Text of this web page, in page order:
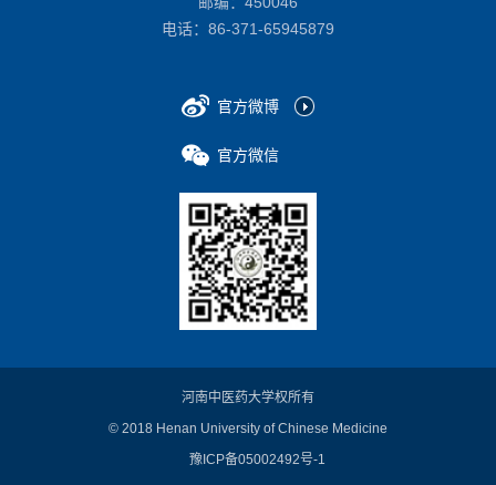
电话： 86-371-65945879
官方微博
官方微信
河南中医药大学权所有
© 2018 Henan University of Chinese Medicine
豫ICP备05002492号-1